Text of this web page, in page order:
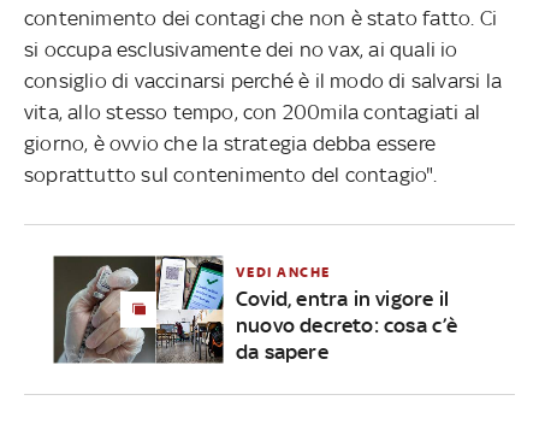
contenimento dei contagi che non è stato fatto. Ci
si occupa esclusivamente dei no vax, ai quali io
consiglio di vaccinarsi perché è il modo di salvarsi la
vita, allo stesso tempo, con 200mila contagiati al
giorno, è ovvio che la strategia debba essere
soprattutto sul contenimento del contagio".
VEDI ANCHE
Covid, entra in vigore il
nuovo decreto: cosa c’è
da sapere